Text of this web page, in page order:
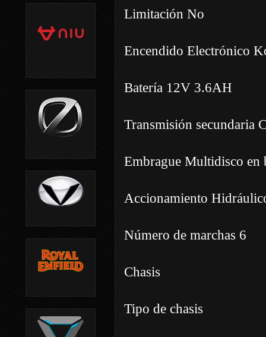
Limitación No
Encendido Electrónico
Batería 12V 3.6AH
Transmisión secundaria
Embrague Multidisco en
Accionamiento
Número de marchas 6
Chasis
Tipo de chasis